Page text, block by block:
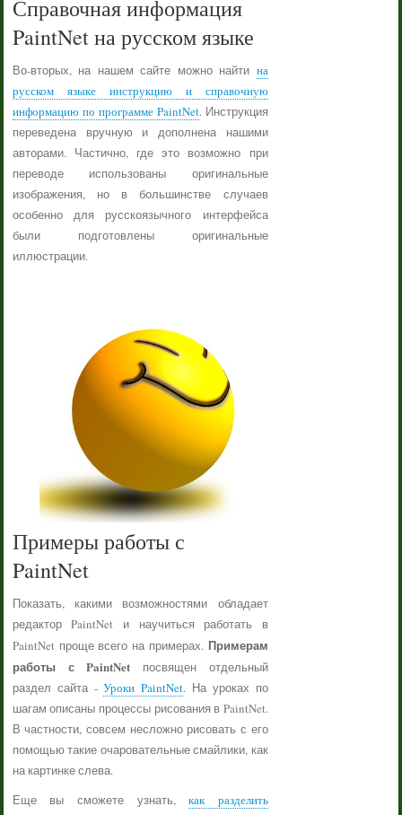
Справочная информация
PaintNet на русском языке
Во-вторых, на нашем сайте можно найти на
русском языке инструкцию и справочную
информацию по программе PaintNet. Инструкция
переведена вручную и дополнена нашими
авторами. Частично, где это возможно при
переводе использованы оригинальные
изображения, но в большинстве случаев
особенно для русскоязычного интерфейса
были подготовлены оригинальные
иллюстрации.
Примеры работы с
PaintNet
Показать, какими возможностями обладает
редактор PaintNet и научиться работать в
PaintNet проще всего на примерах. Примерам
работы с PaintNet посвящен отдельный
раздел сайта -Уроки PaintNet. На уроках по
шагам описаны процессы рисования в PaintNet.
В частности, совсем несложно рисовать с его
помощью такие очаровательные смайлики, как
на картинке слева.
Еще вы сможете узнать,как разделить